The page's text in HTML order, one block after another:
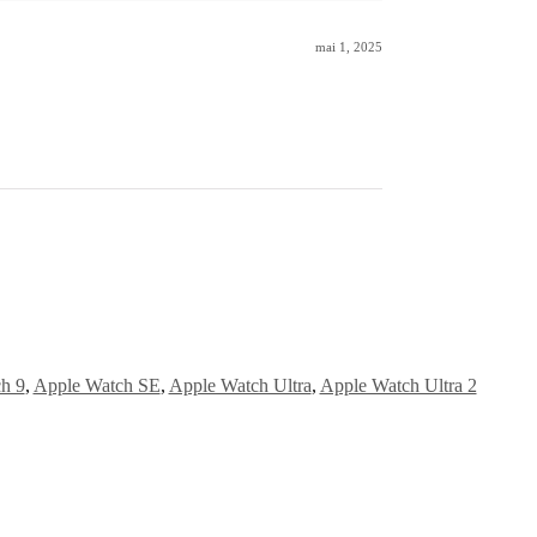
mai 1, 2025
9, Apple Watch SE, Apple Watch Ultra, Apple Watch Ultra 2